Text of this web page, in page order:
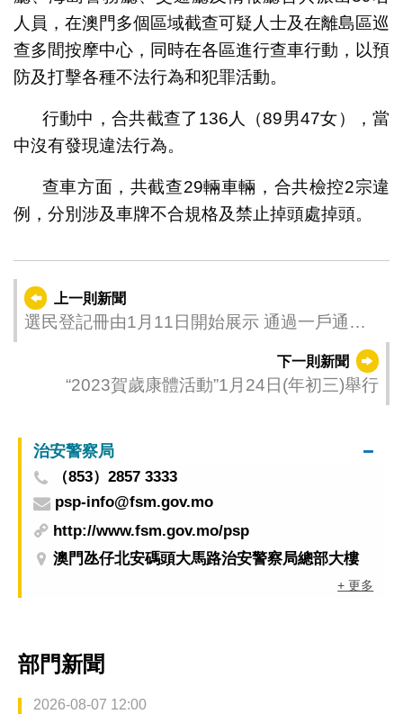
人員，在澳門多個區域截查可疑人士及在離島區巡
查多間按摩中心，同時在各區進行查車行動，以預
防及打擊各種不法行為和犯罪活動。
行動中，合共截查了136人（89男47女），當
中沒有發現違法行為。
查車方面，共截查29輛車輛，合共檢控2宗違
例，分別涉及車牌不合規格及禁止掉頭處掉頭。
上一則新聞
選民登記冊由1月11日開始展示 通過一戶通亦
下一則新聞
“2023賀歲康體活動”1月24日(年初三)舉行
治安警察局
（853）2857 3333
psp-info@fsm.gov.mo
http://www.fsm.gov.mo/psp
澳門氹仔北安碼頭大馬路治安警察局總部大樓
+ 更多
部門新聞
2026-08-07 12:00